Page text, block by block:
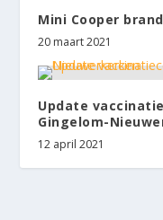
Mini Cooper
20 maart 2021
Update
Gingelom-
12 april 2021